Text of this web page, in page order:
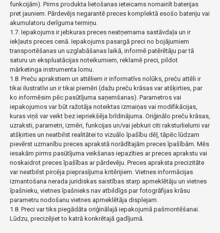
funkcijām). Pirms produkta lietošanas ieteicams nomainīt baterijas
pret jauniem. Pārdevējs negarantē preces komplektā esošo bateriju vai
akumulatoru derīguma termiņu.
1.7. Iepakojums ir jebkuras preces neatņemama sastāvdaļa un ir
iekļauts preces cenā. Iepakojums pasargā preci no bojājumiem
transportēšanas un uzglabāšanas laikā, informē patērētāju par tā
saturu un ekspluatācijas noteikumiem, reklamē preci, pildot
mārketinga instrumenta lomu.
1.8. Preču aprakstiem un attēliem ir informatīvs nolūks, preču attēli ir
tikai ilustratīvi un ir tikai piemēri (dažu preču krāsas var atšķirties, par
ko informēsim pēc pasūtījuma saņemšanas). Parametros vai
iepakojumos var būt ražotāja noteiktas izmaiņas vai modifikācijas,
kuras viņš var veikt bez iepriekšēja brīdinājuma. Oriģinālo preču krāsas,
uzraksti, parametri, izmēri, funkcijas un/vai jebkuri citi raksturlielumi var
atšķirties un neatbilst realitātei to vizuālo īpašību dēļ, tāpēc lūdzam
pievērst uzmanību preces aprakstā norādītajām preces īpašībām. Mēs
iesakām pirms pasūtījuma veikšanas iepazīties ar preces aprakstu vai
noskaidrot preces īpašības ar pārdevēju. Preces apraksta precizitāte
var neatbilst pircēja pieprasījuma kritērijiem. Vietnes informācijas
izmantošana nerada juridiskas saistības starp apmeklētāju un vietnes
īpašnieku, vietnes īpašnieks nav atbildīgs par fotogrāfijas krāsu
parametru nodošanu vietnes apmeklētāja displejam.
1.8. Preci var tiks piegādāta oriģinālajā iepakojumā pašmontēšanai.
Lūdzu, precizējiet to katrā konkrētajā gadījumā.